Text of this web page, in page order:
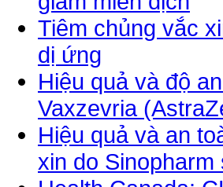
Tiêm chủng vắc
dị ứng
Hiệu quả và độ
Vaxzevria
Hiệu quả và an
xin do Sinopharm